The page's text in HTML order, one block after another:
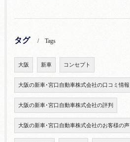
タグ Tags
大阪 新車 コンセプト
大阪の新車･宮口自動車株式会社の口コミ情報
大阪の新車･宮口自動車株式会社の評判
大阪の新車･宮口自動車株式会社のお客様の声